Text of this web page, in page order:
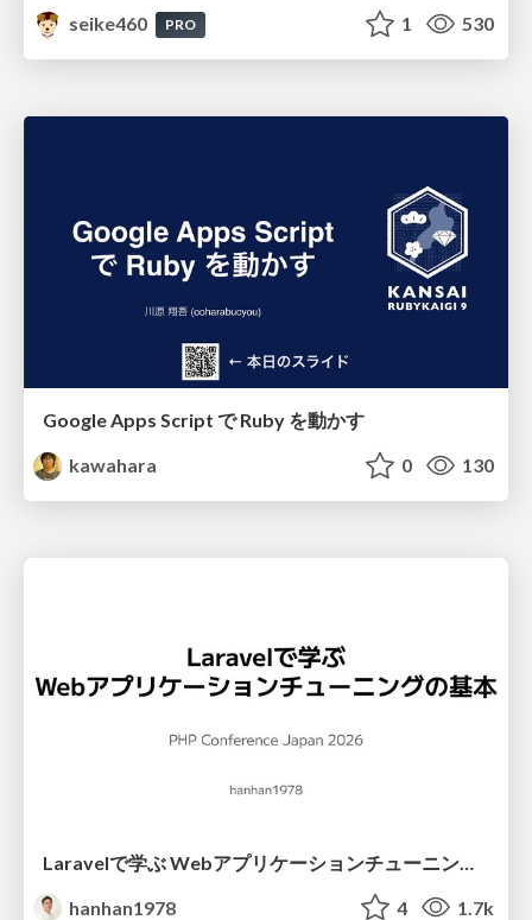
seike460
PRO 1 530
Google Apps Script で Ruby を動かす
kawahara
0 130
hanhan1978
4 1.7k